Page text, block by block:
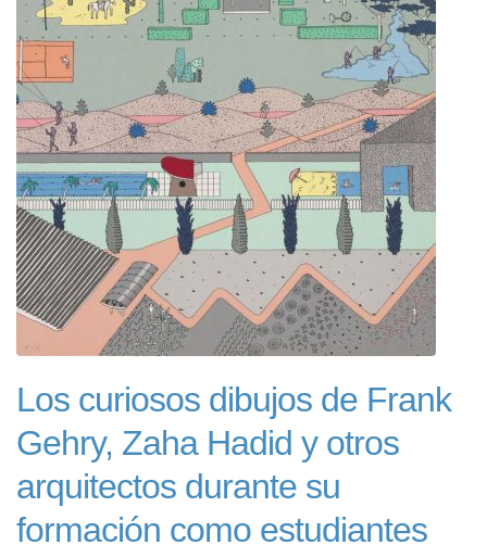
Los curiosos dibujos de Frank
Gehry, Zaha Hadid y otros
arquitectos durante su
formación como estudiantes